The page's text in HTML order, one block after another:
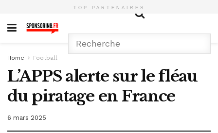
TOP PARTENAIRES
Home Football
L’APPS alerte sur le fléau
du piratage en France
6 mars 2025